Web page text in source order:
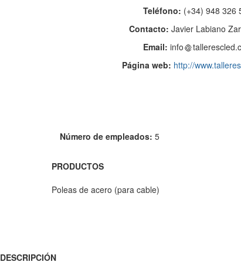
Teléfono: (+34) 948 326
Contacto:Javier Labiano
Email: info
Página web: http://
Número de empleados: 5
PRODUCTOS
Poleas de acero (para cable)
DESCRIPCIÓN